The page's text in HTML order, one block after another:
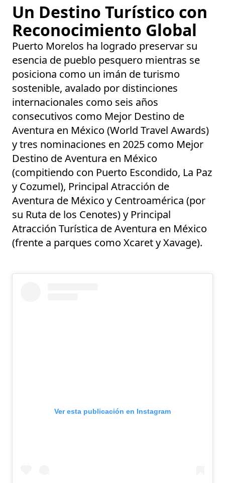
Un Destino Turístico con
Reconocimiento Global
Puerto Morelos ha logrado preservar su
esencia de pueblo pesquero mientras se
posiciona como un imán de turismo
sostenible, avalado por distinciones
internacionales como seis años
consecutivos como Mejor Destino de
Aventura en México (World Travel Awards)
y tres nominaciones en 2025 como Mejor
Destino de Aventura en México
(compitiendo con Puerto Escondido, La Paz
y Cozumel), Principal Atracción de
Aventura de México y Centroamérica (por
su Ruta de los Cenotes) y Principal
Atracción Turística de Aventura en México
(frente a parques como Xcaret y Xavage).
Ver esta publicación en Instagram